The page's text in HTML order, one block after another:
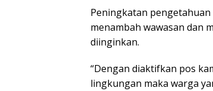
Peningkatan
menambah wawasan dan
diinginkan.
“Dengan diaktifkan pos
lingkungan maka warga